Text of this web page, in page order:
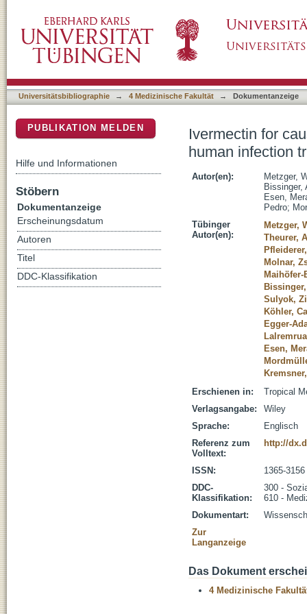
Universitätsbibliographie → 4 Medizinische Fakultät → Dokumentanzeige
Ivermectin for
human infection
Autor(en):
Metzger,
Bissinger,
Esen,
Pedro;
Tübinger
Autor(en):
Metzger,
Theurer,
Molnar,
Sulyok,
Köhler,
Egger-
Esen,
Erschienen in:
Tropical
Verlagsangabe:
Wiley
Sprache:
Englisch
Referenz zum
Volltext:
http://
ISSN:
1365-3156
DDC-
Klassifikation:
300 -
610 -
Dokumentart:
Zur
Langanzeige
Das Dokument
4 Medizinische
PUBLIKATION MELDEN
Hilfe und Informationen
Stöbern
Dokumentanzeige
Erscheinungsdatum
Autoren
Titel
DDC-Klassifikation